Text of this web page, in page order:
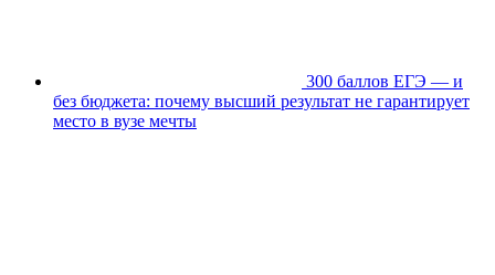
300 баллов ЕГЭ — и
без бюджета: почему высший результат не гарантирует
место в вузе мечты